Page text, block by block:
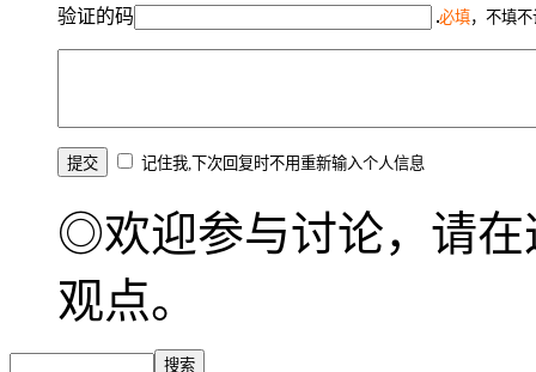
验证的码 必填，不填
记住我,下次回复时不用重新输入个人信息
◎欢迎参与讨论，请在
观点。